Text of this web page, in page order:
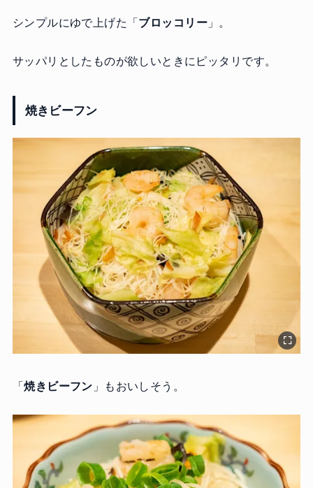
シンプルにゆで上げた「ブロッコリー」。
サッパリとしたものが欲しいときにピッタリです。
焼きビーフン
「焼きビーフン 」もおいしそう。